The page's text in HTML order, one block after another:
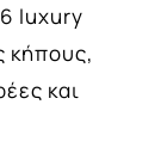
luxury
κήπους,
και